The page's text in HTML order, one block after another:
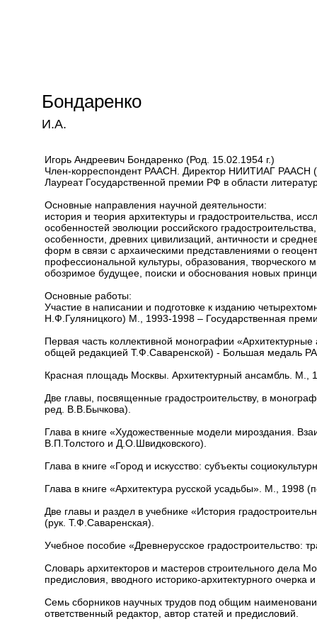
Бондаренко
И.А.
Игорь Андреевич Бондаренко (Род. 15.02.1954 г.)
Член-корреспондент РААСН. Директор НИИТИАГ РААСН
Лауреат Государственной премии РФ в области
Основные направления научной деятельности:
история и теория архитектуры и градостроительства,
особенностей эволюции российского
особенности, древних цивилизаций, античности и
форм в связи с архаическими представлениями о
профессиональной культуры, образования,
обозримое будущее, поиски и обоснования новых
Основные работы:
Участие в написании и подготовке к изданию
Н.Ф.Гуляницкого) М., 1993-1998 – Государственная
Первая часть коллективной монографии
общей редакцией Т.Ф.Саваренской) - Большая медаль
Красная площадь Москвы. Архитектурный ансамбль. М.,
Две главы, посвященные градостроительству, в
ред. В.В.Бычкова).
Глава в книге «Художественные модели мироздания.
В.П.Толстого и Д.О.Швидковского).
Глава в книге «Город и искусство: субъекты
Глава в книге «Архитектура русской усадьбы». М., 1998
Две главы и раздел в учебнике «История
(рук. Т.Ф.Саваренская).
Учебное пособие «Древнерусское градостроительство:
Словарь архитекторов и мастеров строительного дела
предисловия, вводного историко-архитектурного очерка
Семь сборников научных трудов под общим
ответственный редактор, автор статей и предисловий.